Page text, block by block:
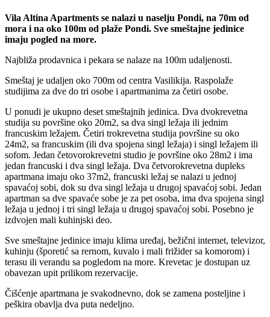
Vila Altina Apartments se nalazi u naselju Pondi, na 70m od
mora i na oko 100m od plaže Pondi. Sve smeštajne jedinice
imaju pogled na more.
Najbliža prodavnica i pekara se nalaze na 100m udaljenosti.
Smeštaj je udaljen oko 700m od centra Vasilikija. Raspolaže
studijima za dve do tri osobe i apartmanima za četiri osobe.
U ponudi je ukupno deset smeštajnih jedinica. Dva dvokrevetna
studija su površine oko 20m2, sa dva singl ležaja ili jednim
francuskim ležajem. Četiri trokrevetna studija površine su oko
24m2, sa francuskim (ili dva spojena singl ležaja) i singl ležajem ili
sofom. Jedan četovorokrevetni studio je površine oko 28m2 i ima
jedan francuski i dva singl ležaja. Dva četvorokrevetna dupleks
apartmana imaju oko 37m2, francuski ležaj se nalazi u jednoj
spavaćoj sobi, dok su dva singl ležaja u drugoj spavaćoj sobi. Jedan
apartman sa dve spavaće sobe je za pet osoba, ima dva spojena singl
ležaja u jednoj i tri singl ležaja u drugoj spavaćoj sobi. Posebno je
izdvojen mali kuhinjski deo.
Sve smeštajne jedinice imaju klima uređaj, bežični internet, televizor,
kuhinju (šporetić sa rernom, kuvalo i mali frižider sa komorom) i
terasu ili verandu sa pogledom na more. Krevetac je dostupan uz
obavezan upit prilikom rezervacije.
Čišćenje apartmana je svakodnevno, dok se zamena posteljine i
peškira obavlja dva puta nedeljno.